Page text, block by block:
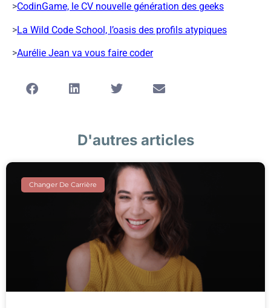
>CodinGame, le CV nouvelle génération des geeks
>La Wild Code School, l’oasis des profils atypiques
>Aurélie Jean va vous faire coder
D'autres articles
Changer De Carrière